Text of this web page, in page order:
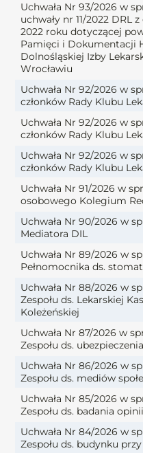
Uchwała Nr 93/2026 w
uchwały nr 11/2022 DRL
2022 roku dotyczącej
Pamięci i Dokumentacji
Dolnośląskiej Izby
Wrocławiu
Uchwała Nr 92/2026 w
członków Rady Klubu
Uchwała Nr 92/2026 w
członków Rady Klubu
Uchwała Nr 92/2026 w
członków Rady Klubu
Uchwała Nr 91/2026 w
osobowego Kolegium
Uchwała Nr 90/2026 w
Mediatora DIL
Uchwała Nr 89/2026 w
Pełnomocnika ds.
Uchwała Nr 88/2026 w
Zespołu ds. Lekarskiej
Koleżeńskiej
Uchwała Nr 87/2026 w
Zespołu ds.
Uchwała Nr 86/2026 w
Zespołu ds. mediów
Uchwała Nr 85/2026 w
Zespołu ds. badania
Uchwała Nr 84/2026 w
Zespołu ds. budynku